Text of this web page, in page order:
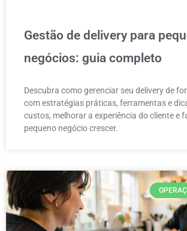
Gestão de delivery para
negócios: guia completo
Descubra como gerenciar seu delivery de
com estratégias práticas, ferramentas e
custos, melhorar a experiência do cliente e
pequeno negócio crescer.